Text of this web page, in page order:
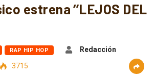
estrena ‘’LEJOS DEL
RAP HIP HOP
Redacción
3715